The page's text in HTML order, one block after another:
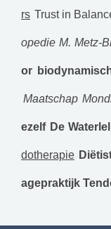
rs Trust in
opedie M. Metz-
or
Maatschap
ezelf De
dotherapie
agepraktijk